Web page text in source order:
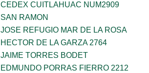
CEDEX CUITLAHUAC NUM2909
SAN RAMON
JOSE REFUGIO MAR DE LA ROSA
HECTOR DE LA GARZA 2764
JAIME TORRES BODET
EDMUNDO PORRAS FIERRO 2212